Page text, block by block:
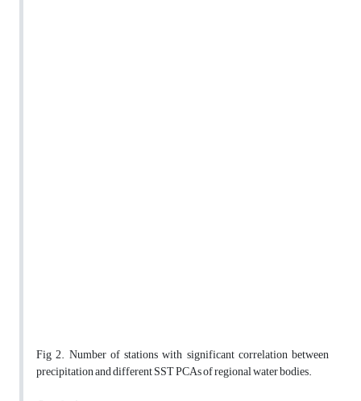
Fig 2. Number of stations with significant correlation between
precipitation and different SST PCAs of regional water bodies.